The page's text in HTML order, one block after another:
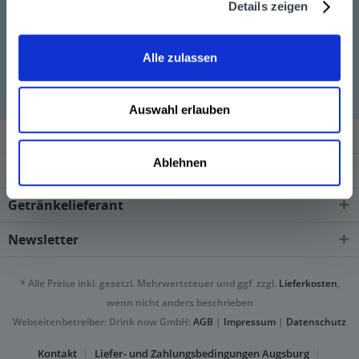
Details zeigen
Alle zulassen
Auswahl erlauben
Ablehnen
Aperol wird in den folgenden Regionen, Städten,
Service Hotline
Getränkelieferant
Newsletter
* Alle Preise inkl. gesetzl. Mehrwertsteuer und ggf. zzgl. Lieferkosten,
wenn nicht anders beschrieben
Webseitenbetreiber: Drink now GmbH: AGB | Impressum | Datenschutz
Kontakt Liefer- und Zahlungsbedingungen Augsburg